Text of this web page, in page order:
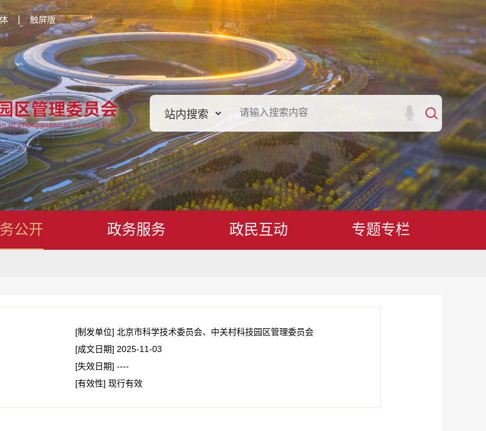
触屏版
公开 政务服务 政民互动 专题专栏
[制发单位] 北京市科学技术委员会、中关村科技园区管理委员会
[成文日期] 2025-11-03
[失效日期] ----
[有效性] 现行有效